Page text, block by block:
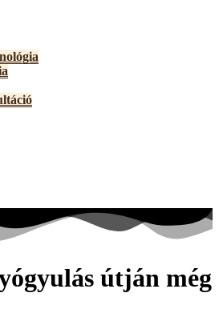
útján még